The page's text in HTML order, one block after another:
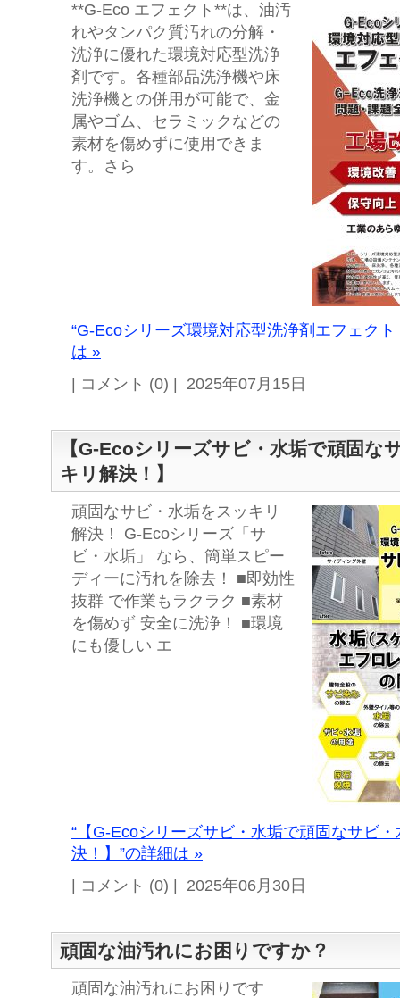
**G-Eco エフェクト**は、油汚
れやタンパク質汚れの分解・
洗浄に優れた環境対応型洗浄
剤です。各種部品洗浄機や床
洗浄機との併用が可能で、金
属やゴム、セラミックなどの
素材を傷めずに使用できま
す。さら
“G-Ecoシリーズ環境対応型洗浄剤エフェク
は »
| コメント (0) | 2025年07月15日
【G-Ecoシリーズサビ・水垢で頑固な
キリ解決！】
頑固なサビ・水垢をスッキリ
解決！ G-Ecoシリーズ「サ
ビ・水垢」 なら、簡単スピー
ディーに汚れを除去！ ■即効性
抜群 で作業もラクラク ■素材
を傷めず 安全に洗浄！ ■環境
にも優しい エ
“【G-Ecoシリーズサビ・水垢で頑固なサビ
決！】”の詳細は »
| コメント (0) | 2025年06月30日
頑固な油汚れにお困りですか？
頑固な油汚れにお困りです